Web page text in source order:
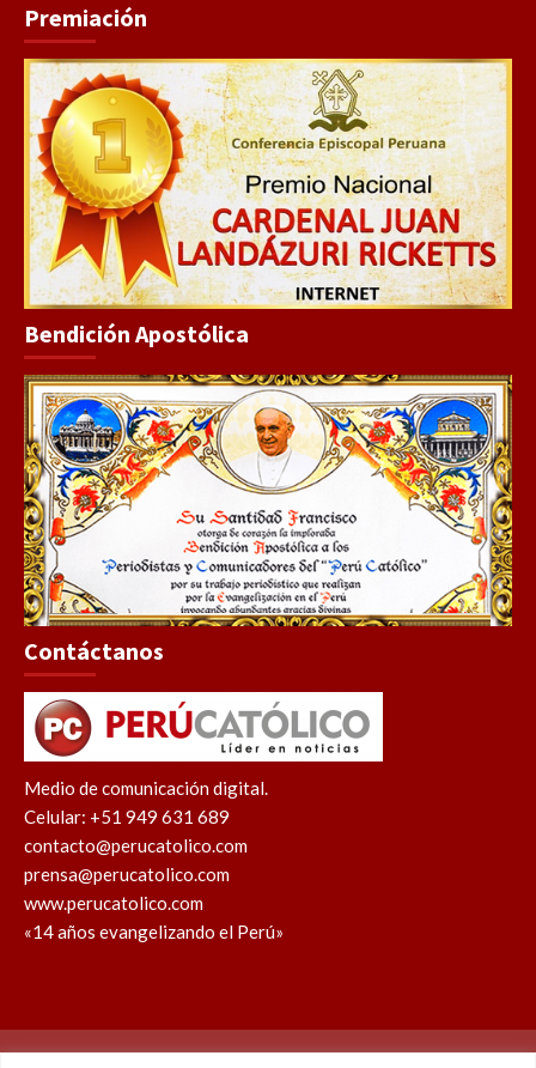
Premiación
Bendición Apostólica
Contáctanos
Medio de comunicación digital.
Celular: +51 949 631 689
contacto@perucatolico.com
prensa@perucatolico.com
www.perucatolico.com
«14 años evangelizando el Perú»